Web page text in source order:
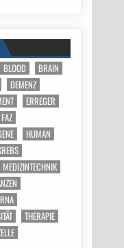
BLOOD
BRAIN
DEMENZ
ERREGER
FAZ
HUMAN
MEDIZINTECHNIK
RNA
THERAPIE